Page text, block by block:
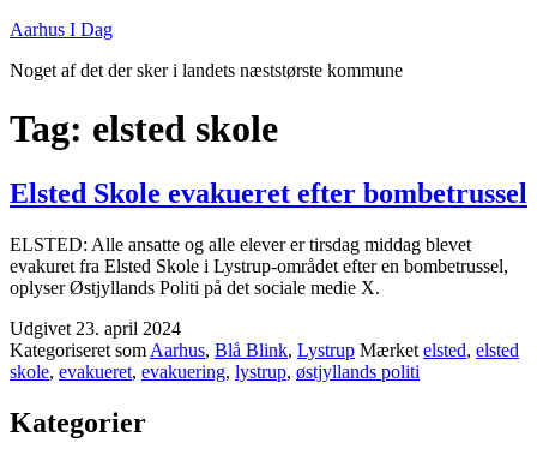
Fortsæt
indhold
Aarhus I Dag
Noget af det der sker i landets næststørste kommune
Tag: elsted skole
Elsted Skole evakueret efter bombetrussel
ELSTED: Alle ansatte og alle elever er tirsdag middag blevet
evakuret fra Elsted Skole i Lystrup-området efter en bombetrussel,
oplyser Østjyllands Politi på det sociale medie X.
Udgivet 23. april 2024
Kategoriseret som Aarhus, Blå Blink, Lystrup Mærket elsted, elsted
skole, evakueret, evakuering, lystrup, østjyllands politi
Kategorier